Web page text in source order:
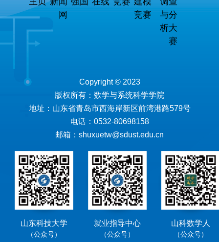
网
竞赛
与分
析大
赛
Copyright © 2023
版权所有：数学与系统科学学院
地址：山东省青岛市西海岸新区前湾港路579号
电话：0532-80698158
邮箱：shuxuetw@sdust.edu.cn
山东科技大学
（公众号）
就业指导中心
（公众号）
山科数学人
（公众号）